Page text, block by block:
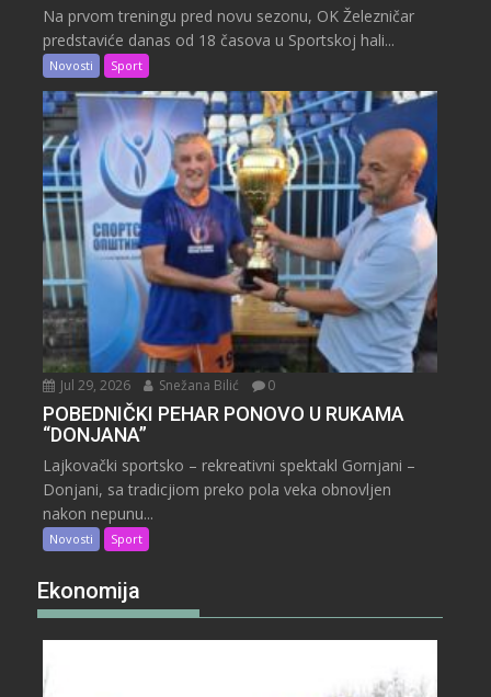
Na prvom treningu pred novu sezonu, OK Železničar
predstaviće danas od 18 časova u Sportskoj hali...
Novosti Sport
Jul 29, 2026 Snežana Bilić 0
POBEDNIČKI PEHAR PONOVO U RUKAMA
“DONJANA”
Lajkovački sportsko – rekreativni spektakl Gornjani –
Donjani, sa tradicjiom preko pola veka obnovljen
nakon nepunu...
Novosti Sport
Ekonomija